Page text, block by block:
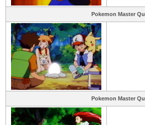
Pokemon Master
Pokemon Master